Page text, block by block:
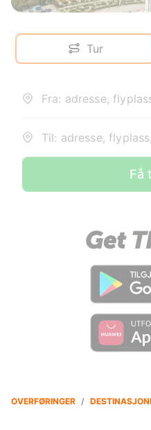
Tur
Fra: adresse,
Til: adresse,
Få
OVERFØRINGER /